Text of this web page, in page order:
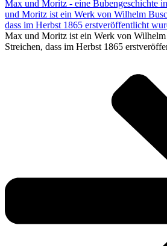
Max und Moritz - eine Bubengeschichte
und Moritz ist ein Werk von Wilhelm
dass im Herbst 1865 erstveröffentlicht
Max und Moritz ist ein Werk von Wilhelm
Streichen, dass im Herbst 1865